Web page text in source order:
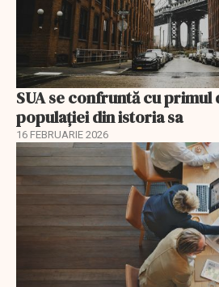
SUA se confruntă cu primul
populației din istoria sa
16 FEBRUARIE 2026